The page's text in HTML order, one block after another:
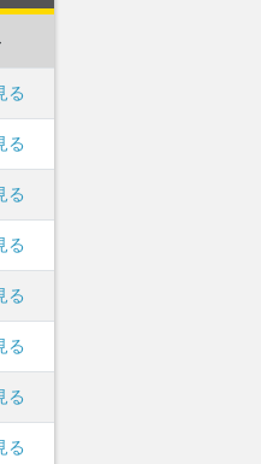
る
る
る
る
る
る
る
る